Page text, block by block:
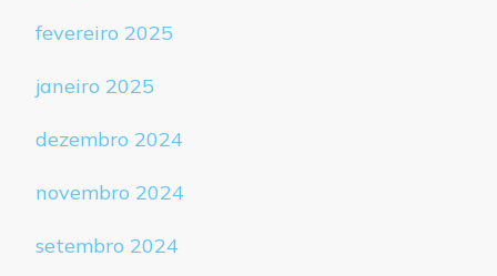
fevereiro 2025
janeiro 2025
dezembro 2024
novembro 2024
setembro 2024